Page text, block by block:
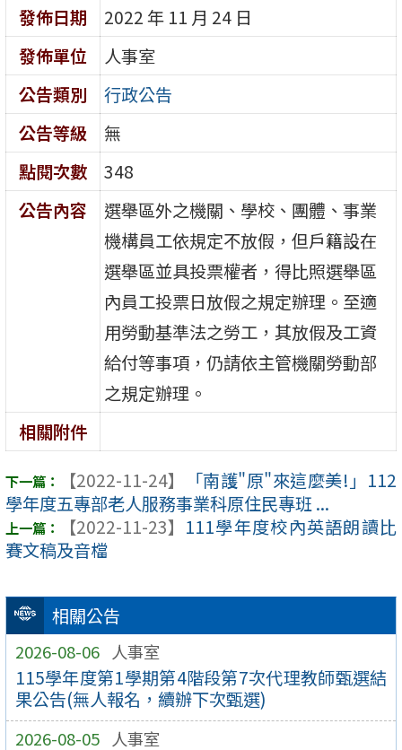
相關公告
2026-08-06 人事室
115學年度第1學期第4階段第7次代理教師甄選結
果公告(無人報名，續辦下次甄選)
2026-08-05 人事室
發佈日期
2022 年 11 月 24 日
發佈單位
人事室
公告類別
行政公告
公告等級
無
點閱次數
348
公告內容
選舉區外之機關、學校、團體、事業
機構員工依規定不放假，但戶籍設在
選舉區並具投票權者，得比照選舉區
內員工投票日放假之規定辦理。至適
用勞動基準法之勞工，其放假及工資
給付等事項，仍請依主管機關勞動部
之規定辦理。
相關附件
【2022-11-24】
「南護"原"來這麼美!」112
學年度五專部老人服務事業科原住民專班 ...
【2022-11-23】 111學年度校內英語朗讀比
賽文稿及音檔